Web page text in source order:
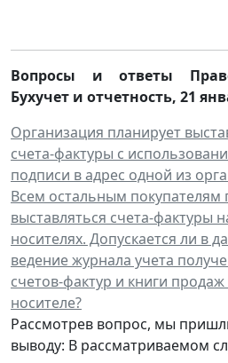
Вопросы и ответы
Бухучет и отчетность, 21
Организация планирует
счета-фактуры с
подписи в адрес одной из
Всем остальным покупателям
выставляться счета-фактуры
носителях. Допускается ли в
ведение журнала учета
счетов-фактур и книги
носителе?
Рассмотрев вопрос, мы
выводу: В рассматриваемом